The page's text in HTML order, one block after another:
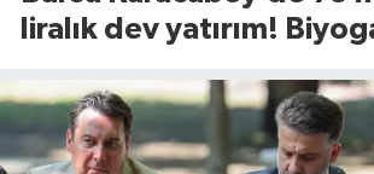
liralık dev yatırım!
yükseliyor